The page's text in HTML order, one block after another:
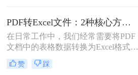
提供具体的操作步骤和注意事项。
PDF转Excel文件：2种核心方法的操作差异和适用文件类型！
在日常工作中，我们经常需要将PDF
文档中的表格数据转换为Excel格式，
以便于进一步的数据处理和分析。那
么怎么将pdf转excel文件呢？下面将介
赞 踩